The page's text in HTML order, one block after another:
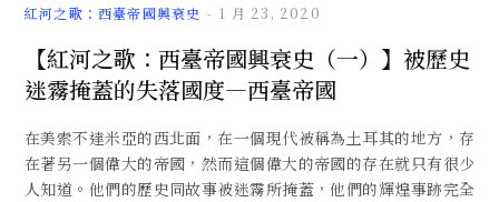
紅河之歌：西臺帝國興衰史 1 月 23, 2020
【紅河之歌：西臺帝國興衰史（一）】被歷史
迷霧掩蓋的失落國度—西臺帝國
在美索不達米亞的西北面，在一個現代被稱為土耳其的地方，存
在著另一個偉大的帝國，然而這個偉大的帝國的存在就只有很少
人知道。他們的歷史同故事被迷霧所掩蓋，他們的輝煌事跡完全